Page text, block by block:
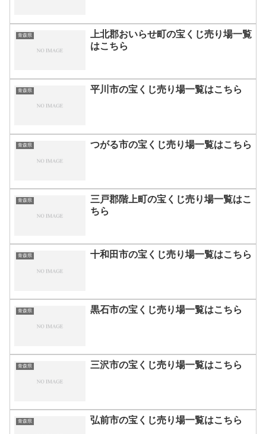
青森県
上北郡おいらせ町の宝くじ売り場一覧
はこちら
青森県 平川市の宝くじ売り場一覧はこちら
青森県 つがる市の宝くじ売り場一覧はこちら
青森県
三戸郡階上町の宝くじ売り場一覧はこ
ちら
青森県 十和田市の宝くじ売り場一覧はこちら
青森県 黒石市の宝くじ売り場一覧はこちら
青森県 三沢市の宝くじ売り場一覧はこちら
青森県 弘前市の宝くじ売り場一覧はこちら